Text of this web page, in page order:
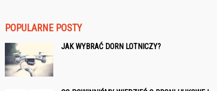
POPULARNE POSTY
JAK WYBRAĆ DORN LOTNICZY?